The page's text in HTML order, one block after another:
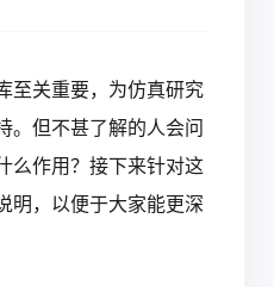
至关重要，为仿真研究
。但不甚了解的人会问
么作用？接下来针对这
明，以便于大家能更深